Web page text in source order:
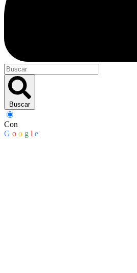
Buscar
Con
G o o g l e